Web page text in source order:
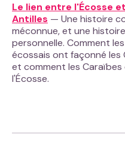
Le lien entre l'Écosse
Antilles — Une histoire
méconnue, et une histoire
personnelle. Comment
écossais ont façonné les
et comment les
l'Écosse.